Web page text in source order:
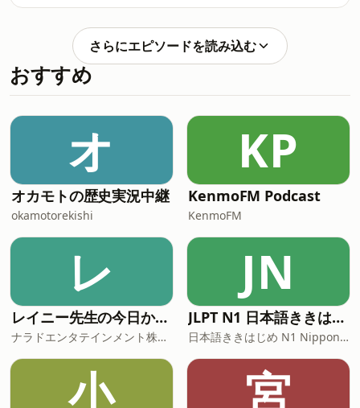
ャーを摂取できる地元か否か。まだこす
られていないものか、こすられ終わった
ものを探してる。 ▽MBSラジオ 毎週月
曜18:45~19:00
https://www.mbs1179.com/tokitoke/ ▽
番組X https://x.com/tokitoketalk ▽お便
ラジオ #ラジオ #ダウ90000 #蓮見翔 #
上坂あゆ美
あゆ美。印象に残る文章についてトー
ク。演劇公演「ロマンス」のタイトルが
できるまで。短歌集のハードルは与謝野
晶子が上げすぎた。短歌も流行ってな
い。短歌界、演劇界のギャル的存在。
▽MBSラジオ 毎週月曜18:45~19:00
https://www.mbs1179.com/tokitoke/ ▽
番組X https://x.com/tokitoketalk ▽お便
りはこちら tktk@mbs1179.com #MBS
ラジオ #ラジオ #ダウ90000 #蓮見翔 #
上坂あゆ美
さらにエピソードを読み込む
おすすめ
オ
オカモトの歴史実況中継
okamotorekishi
KP
KenmoFM Podcast
KenmoFM
レ
レイニー先生の今日から役立つ英会話
ナラドエンタテインメント株式会社
JN
JLPT N1 日本語ききはじめ
日本語ききはじめ N1 Nippon KiKi Hajime
小 宮